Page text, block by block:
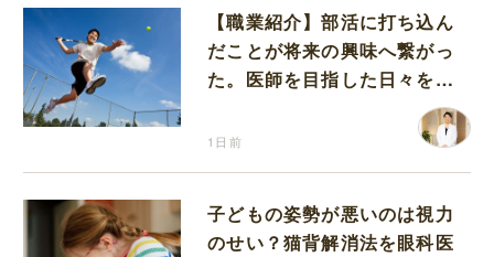
【職業紹介】部活に打ち込ん
だことが将来の興味へ繋がっ
た。医師を目指した日々を振
1日前
子どもの姿勢が悪いのは視力
のせい？猫背解消法を眼科医